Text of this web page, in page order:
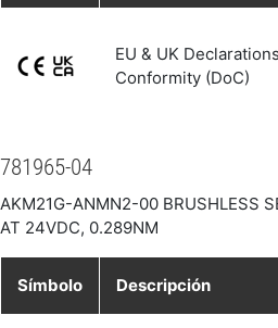
EU & UK
Conformity (DoC)
781965-04
AKM21G-ANMN2-00 BRUSHLESS
AT 24VDC, 0.289NM
Símbolo Descripción